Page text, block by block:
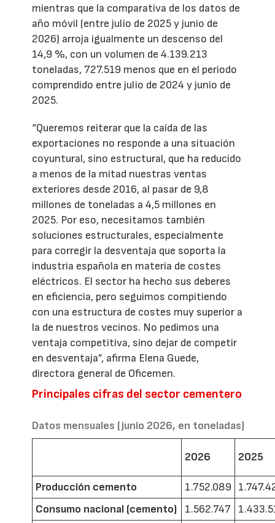
mientras que la comparativa de los datos de
año móvil (entre julio de 2025 y junio de
2026) arroja igualmente un descenso del
14,9 %, con un volumen de 4.139.213
toneladas, 727.519 menos que en el periodo
comprendido entre julio de 2024 y junio de
2025.
“Queremos reiterar que la caída de las
exportaciones no responde a una situación
coyuntural, sino estructural, que ha reducido
a menos de la mitad nuestras ventas
exteriores desde 2016, al pasar de 9,8
millones de toneladas a 4,5 millones en
2025. Por eso, necesitamos también
soluciones estructurales, especialmente
para corregir la desventaja que soporta la
industria española en materia de costes
eléctricos. El sector ha hecho sus deberes
en eficiencia, pero seguimos compitiendo
con una estructura de costes muy superior a
la de nuestros vecinos. No pedimos una
ventaja competitiva, sino dejar de competir
en desventaja”, afirma Elena Guede,
directora general de Oficemen.
Principales cifras del sector cementero
Datos mensuales (junio 2026, en toneladas)
2026 2025
Producción cemento 1.752.089
Consumo nacional (cemento)
1.562.747